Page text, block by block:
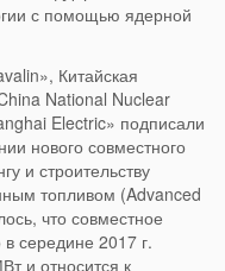
с помощью ядерной
Китайская
National Nuclear
Electric» подписали
нового совместного
и строительству
топливом (Advanced
что совместное
середине 2017 г.
и относится к